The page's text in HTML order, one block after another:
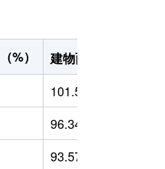
%） 建物面積（m
101.51
96.34
93.57